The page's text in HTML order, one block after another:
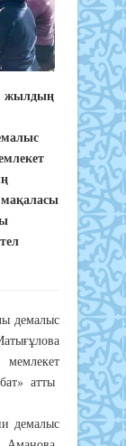
жылдың
мақаласы
демалыс
атты
демалыс